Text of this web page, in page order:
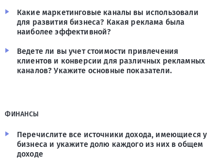
Какие маркетинговые каналы вы использовали
для развития бизнеса? Какая реклама была
наиболее эффективной?
Ведете ли вы учет стоимости привлечения
клиентов и конверсии для различных рекламных
каналов? Укажите основные показатели.
ФИНАНСЫ
Перечислите все источники дохода, имеющиеся у
бизнеса и укажите долю каждого из них в общем
доходе